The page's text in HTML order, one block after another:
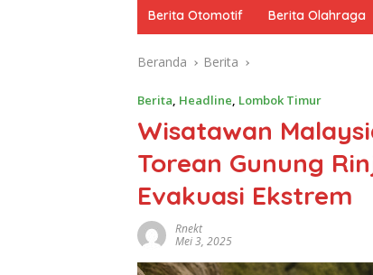
m
e
Berita Otomotif Berita Olahraga
Beranda Berita
Berita, Headline, Lombok Timur
Wisatawan
Torean Gunung
Evakuasi Ekstrem
Rnekt
Mei 3, 2025